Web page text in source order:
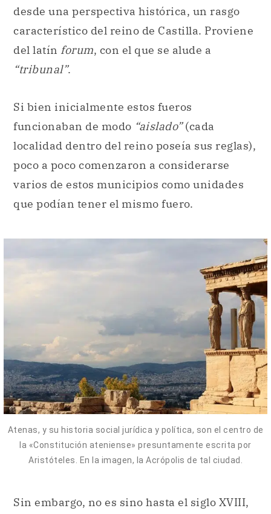
desde una perspectiva histórica, un rasgo
característico del reino de Castilla. Proviene
del latín forum, con el que se alude a
“tribunal”.
Si bien inicialmente estos fueros
funcionaban de modo “aislado”(cada
localidad dentro del reino poseía sus reglas),
poco a poco comenzaron a considerarse
varios de estos municipios como unidades
que podían tener el mismo fuero.
Atenas, y su historia social jurídica y política, son el centro de
la «Constitución ateniense» presuntamente escrita por
Aristóteles. En la imagen, la Acrópolis de tal ciudad.
Sin embargo, no es sino hasta el siglo XVIII,